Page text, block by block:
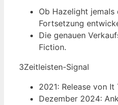
Ob Hazelight jemals
Fortsetzung
Die genauen
Fiction.
3Zeitleisten-Signal
2021: Release von It
Dezember 2024: